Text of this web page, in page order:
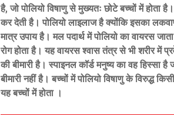
है, जो पोलियो विषाणु से मुख्यतः छोटे बच्चों में होता
कर देती है। पोलियो लाइलाज है क्योंकि इसका
मात्र उपाय है। मल पदार्थ में पोलियो का वायरस
रोग होता है। यह वायरस श्वास तंत्र से भी शरीर में
की बीमारी है। स्पाइनल कॉर्ड मनुष्य का वह हिस्सा
बीमारी नहीं है। बच्चों में पोलियो विषाणु के विरुद्ध
यह बच्चों में होता ।